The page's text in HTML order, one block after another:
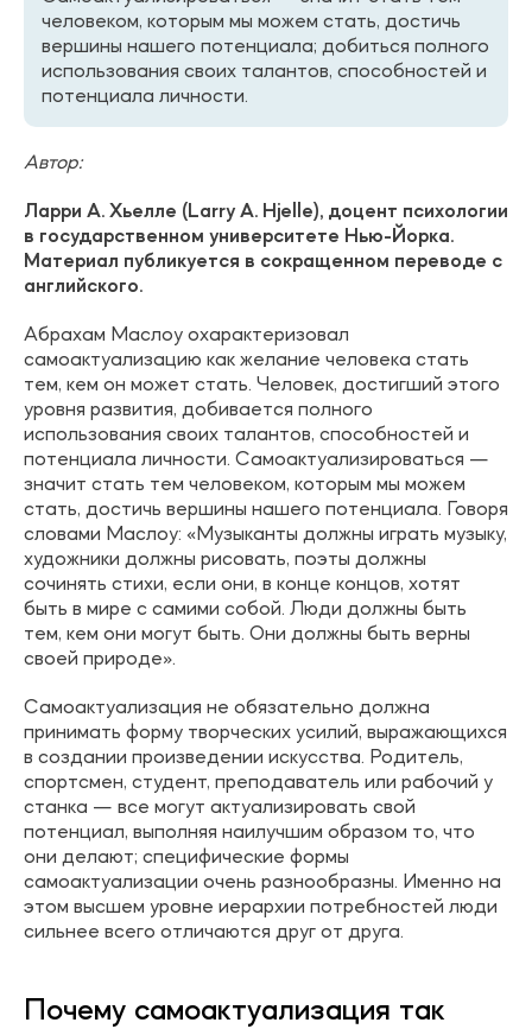
человеком, которым мы можем стать, достичь
вершины нашего потенциала; добиться полного
использования своих талантов, способностей и
потенциала личности.
Автор:
Ларри А. Хьелле (Larry A. Hjelle), доцент психологии
в государственном университете Нью-Йорка.
Материал публикуется в сокращенном переводе с
английского.
Абрахам Маслоу охарактеризовал
самоактуализацию как желание человека стать
тем, кем он может стать. Человек, достигший этого
уровня развития, добивается полного
использования своих талантов, способностей и
потенциала личности. Самоактуализироваться —
значит стать тем человеком, которым мы можем
стать, достичь вершины нашего потенциала. Говоря
словами Маслоу: «Myзыкaнты должны играть музыку,
художники должны рисовать, поэты должны
сочинять стихи, если они, в конце концов, хотят
быть в мире с самими собой. Люди должны быть
тем, кем они могут быть. Они должны быть верны
своей природе».
Самоактуализация не обязательно должна
принимать форму творческих усилий, выражающихся
в создании произведении искусства. Родитель,
спортсмен, студент, преподаватель или рабочий у
станка — все могут актуализировать свой
потенциал, выполняя наилучшим образом то, что
они делают; специфические формы
самоактуализации очень разнообразны. Именно на
этом высшем уровне иерархии потребностей люди
сильнее всего отличаются друг от друга.
Почему самоактуализация так